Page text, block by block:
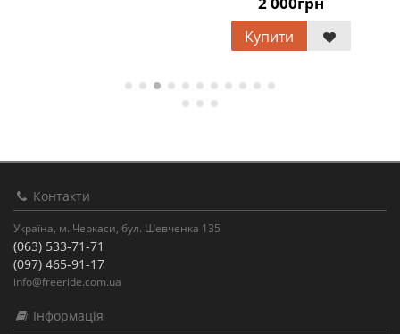
Контакти
Україна, м. Черкаси, бул. Шевченка 135
(063) 533-71-71
(097) 465-91-17
info@freeride.com.ua
Інформація